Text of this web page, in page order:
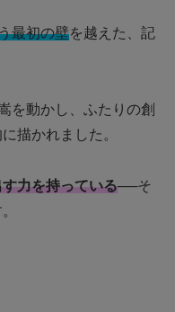
最初の壁を越えた、記
を動かし、ふたりの創
描かれました。
力を持っている──そ